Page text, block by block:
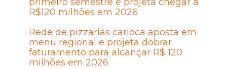
primeiro semestre e projeta chegar a
R$120 milhões em 2026
Rede de pizzarias carioca aposta em
menu regional e projeta dobrar
faturamento para alcançar R$ 120
milhões em 2026